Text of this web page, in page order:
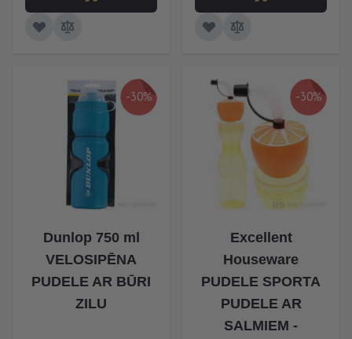
-30%
Dunlop 750 ml
VELOSIPĒNA
PUDELE AR BŪRI
ZILU
-30%
Excellent
Houseware
PUDELE SPORTA
PUDELE AR
SALMIEM -